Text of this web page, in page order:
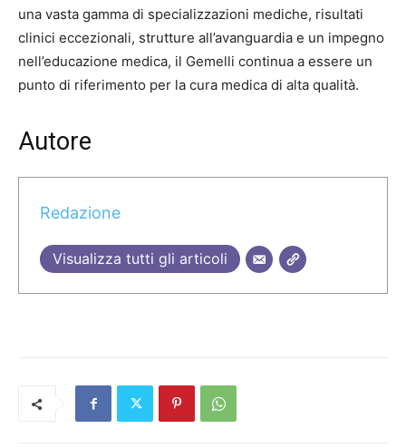
una vasta gamma di specializzazioni mediche, risultati
clinici eccezionali, strutture all’avanguardia e un impegno
nell’educazione medica, il Gemelli continua a essere un
punto di riferimento per la cura medica di alta qualità.
Autore
Redazione
Visualizza tutti gli articoli